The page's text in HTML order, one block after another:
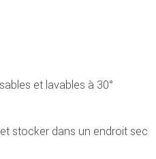
et lavables à 30°
stocker dans un endroit sec